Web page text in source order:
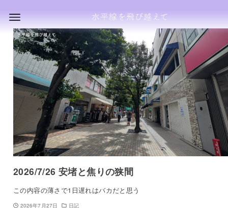
2026/7/26 安堵と焦りの狭間
この内容の薄さで1日遅れはバカだと思う
2026年7月27日 日記